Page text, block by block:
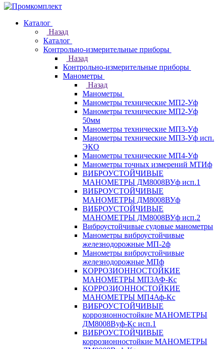
Каталог
Назад
Каталог
Контрольно-измерительные приборы
Назад
Контрольно-измерительные приборы
Манометры
Назад
Манометры
Манометры технические МП2-Уф
Манометры технические МП2-Уф
50мм
Манометры технические МП3-Уф
Манометры технические МП3-Уф исп.
ЭКО
Манометры технические МП4-Уф
Манометры точных измерений МТИф
ВИБРОУСТОЙЧИВЫЕ
МАНОМЕТРЫ ДМ8008ВУф исп.1
ВИБРОУСТОЙЧИВЫЕ
МАНОМЕТРЫ ДМ8008ВУф
ВИБРОУСТОЙЧИВЫЕ
МАНОМЕТРЫ ДМ8008ВУф исп.2
Виброустойчивые судовые манометры
Манометры виброустойчивые
железнодорожные МП-2ф
Манометры виброустойчивые
железнодорожные МПф
КОРРОЗИОННОСТОЙКИЕ
МАНОМЕТРЫ МП3АФ-Кс
КОРРОЗИОННОСТОЙКИЕ
МАНОМЕТРЫ МП4Аф-Кс
ВИБРОУСТОЙЧИВЫЕ
коррозионностойкие МАНОМЕТРЫ
ДМ8008Вуф-Кс исп.1
ВИБРОУСТОЙЧИВЫЕ
коррозионностойкие МАНОМЕТРЫ